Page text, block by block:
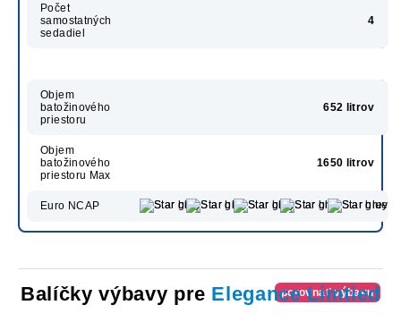
Počet
samostatných
sedadiel
4
Objem
batožinového
priestoru
652 litrov
Objem
batožinového
priestoru Max
1650 litrov
Euro NCAP
porovnať výbavu
Balíčky výbavy pre Elegance Limtied